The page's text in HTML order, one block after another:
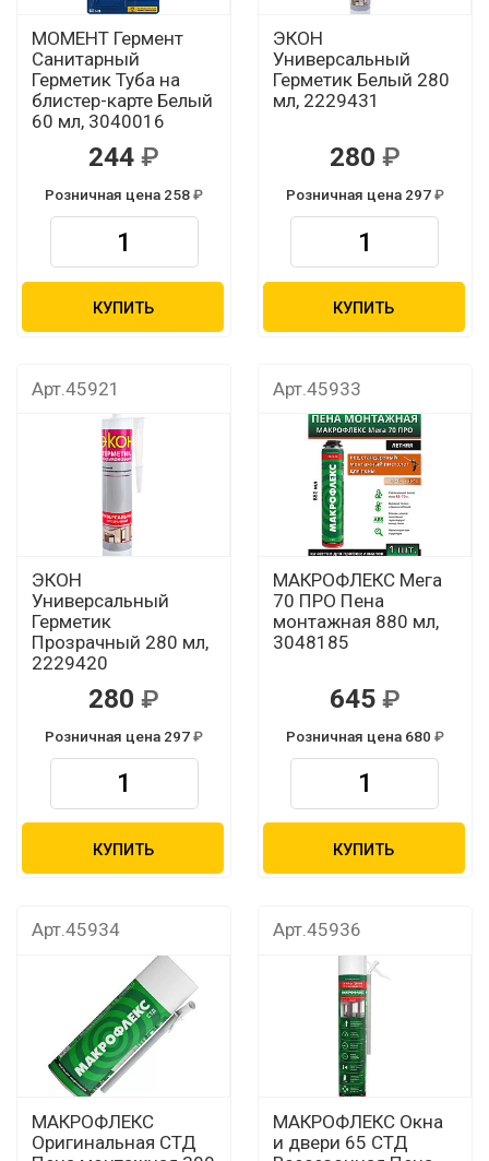
МОМЕНТ Гермент
Санитарный
Герметик Туба на
блистер-карте Белый
60 мл, 3040016
244
Розничная цена 258
КУПИТЬ
ЭКОН
Универсальный
Герметик Белый 280
мл, 2229431
280
Розничная цена 297
КУПИТЬ
Арт.45921
ЭКОН
Универсальный
Герметик
Прозрачный 280 мл,
2229420
280
Розничная цена 297
КУПИТЬ
Арт.45933
МАКРОФЛЕКС Мега
70 ПРО Пена
монтажная 880 мл,
3048185
645
Розничная цена 680
КУПИТЬ
Арт.45934
МАКРОФЛЕКС
Оригинальная СТД
Арт.45936
МАКРОФЛЕКС Окна
и двери 65 СТД